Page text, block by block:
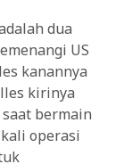
dua
US
kanannya
kirinya
bermain
operasi